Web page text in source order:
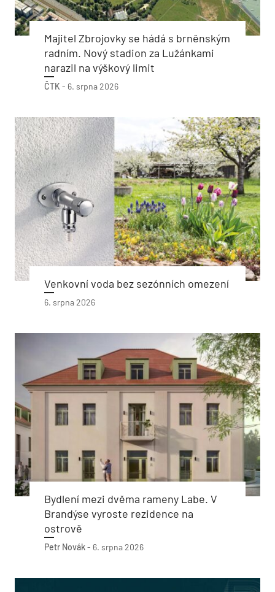
Majitel Zbrojovky se hádá s brněnským
radním. Nový stadion za Lužánkami
narazil na výškový limit
ČTK - 6. srpna 2026
Venkovní voda bez sezónních omezení
6. srpna 2026
Bydlení mezi dvěma rameny Labe. V
Brandýse vyroste rezidence na
ostrově
Petr Novák- 6. srpna 2026